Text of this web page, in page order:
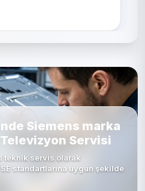
Siemens marka
Servisi
teknik servis olarak
standartlarına uygun şekilde